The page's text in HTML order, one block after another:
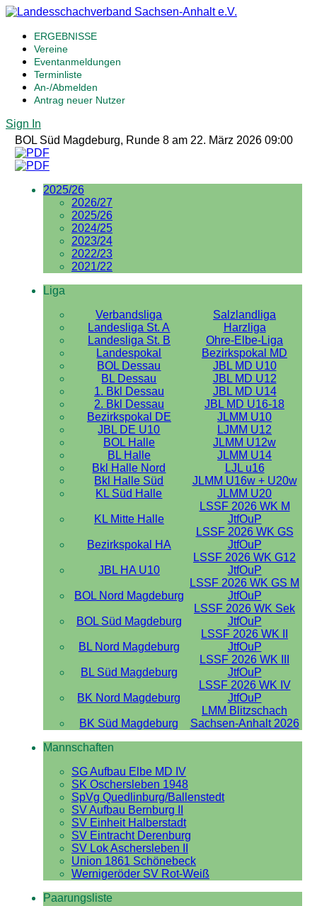
ERGEBNISSE
Vereine
Eventanmeldungen
Terminliste
An-/Abmelden
Antrag neuer Nutzer
Sign In
BOL Süd Magdeburg, Runde 8 am 22. März 2026 09:00
2025/26
2026/27
2025/26
2024/25
2023/24
2022/23
2021/22
Liga
Verbandsliga
Salzlandliga
Landesliga St. A
Harzliga
Landesliga St. B
Ohre-Elbe-Liga
Landespokal
Bezirkspokal MD
BOL Dessau
JBL MD U10
BL Dessau
JBL MD U12
1. Bkl Dessau
JBL MD U14
2. Bkl Dessau
JBL MD U16-18
Bezirkspokal DE
JLMM U10
JBL DE U10
LJMM U12
BOL Halle
JLMM U12w
BL Halle
JLMM U14
Bkl Halle Nord
LJL u16
Bkl Halle Süd
JLMM U16w + U20w
KL Süd Halle
JLMM U20
KL Mitte Halle
LSSF 2026 WK M
JtfOuP
Bezirkspokal HA
LSSF 2026 WK GS
JtfOuP
JBL HA U10
LSSF 2026 WK G12
JtfOuP
BOL Nord Magdeburg
LSSF 2026 WK GS M
JtfOuP
BOL Süd Magdeburg
LSSF 2026 WK Sek
JtfOuP
BL Nord Magdeburg
LSSF 2026 WK II
JtfOuP
BL Süd Magdeburg
LSSF 2026 WK III
JtfOuP
BK Nord Magdeburg
LSSF 2026 WK IV
JtfOuP
BK Süd Magdeburg
LMM Blitzschach
Sachsen-Anhalt 2026
Mannschaften
SG Aufbau Elbe MD IV
SK Oschersleben 1948
SpVg Quedlinburg/Ballenstedt
SV Aufbau Bernburg II
SV Einheit Halberstadt
SV Eintracht Derenburg
SV Lok Aschersleben II
Union 1861 Schönebeck
Wernigeröder SV Rot-Weiß
Paarungsliste